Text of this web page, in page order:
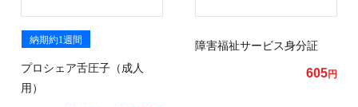
納期約1週間
プロシェア舌圧子（成人
用）
障害福祉サービス身分証
605円